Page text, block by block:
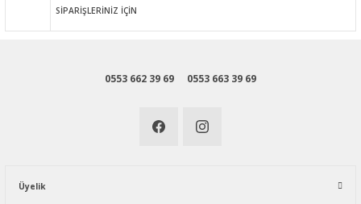
SİPARİŞLERİNİZ İÇİN
0553 662 39 69 0553 663 39 69
Üyelik